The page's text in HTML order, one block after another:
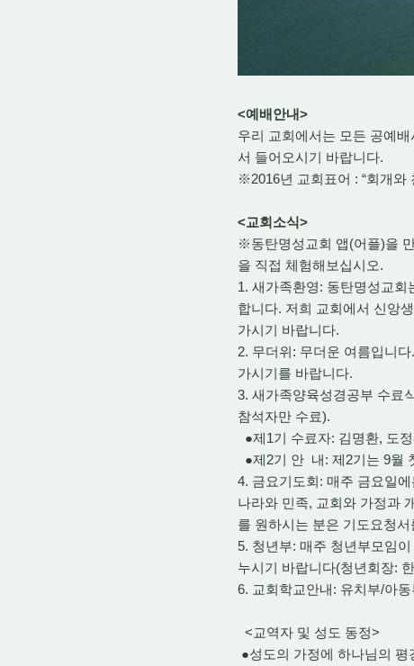
<예배안내>
우리 교회에서는 모든 공예
서 들어오시기 바랍니다.
※2016년 교회표어 : “회개와
<교회소식>
※동탄명성교회 앱(어플)을
을 직접 체험해보십시오.
1. 새가족환영: 동탄명성교
합니다. 저희 교회에서 신앙
가시기 바랍니다.
2. 무더위: 무더운 여름입니
가시기를 바랍니다.
3. 새가족양육성경공부 수료
참석자만 수료).
●제1기 수료자: 김명환, 도
●제2기 안 내: 제2기는 9월
4. 금요기도회: 매주 금요일
나라와 민족, 교회와 가정과
를 원하시는 분은 기도요청
5. 청년부: 매주 청년부모임
누시기 바랍니다(청년회장:
6. 교회학교안내: 유치부/아
<교역자 및 성도 동정>
●성도의 가정에 하나님의 평